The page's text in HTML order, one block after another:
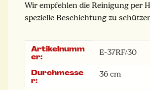
Wir empfehlen die Reinigung per
spezielle Beschichtung zu
Produkteigenschaft
Wert
Artikelnumm
er:
E-37RF/30
Durchmesse
r:
36 cm